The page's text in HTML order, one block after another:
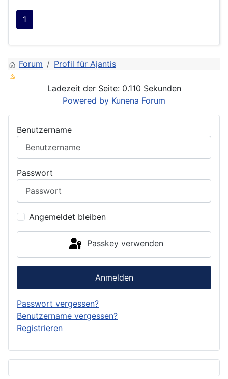
1
Forum Profil für Ajantis
Ladezeit der Seite: 0.110 Sekunden
Powered by Kunena Forum
Benutzername
Passwort
Angemeldet bleiben
Passkey verwenden
Anmelden
Passwort vergessen?
Benutzername vergessen?
Registrieren